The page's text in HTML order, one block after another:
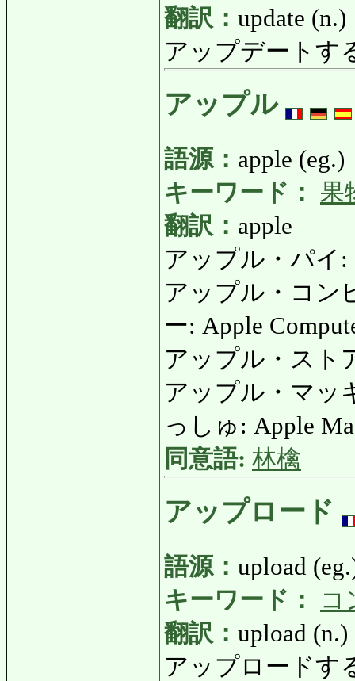
翻訳： update (n.)
アップデートす
アップル
語源： apple (eg.)
キーワード：
果
翻訳： apple
アップル・パイ
アップル・コン
ー: Apple
アップル・スト
アップル・マッ
っしゅ: Apple
同意語: 林檎
アップロード
語源： upload
キーワード：
コ
翻訳： upload (n.)
アップロードす